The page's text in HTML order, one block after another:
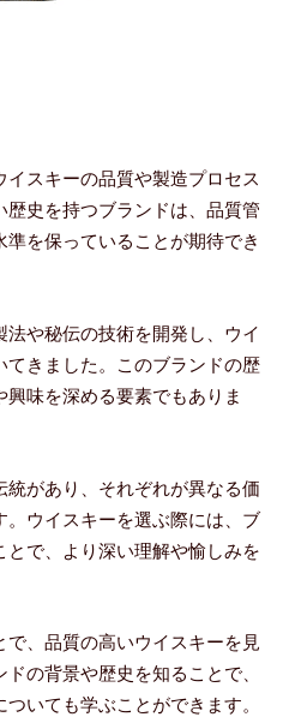
スキーの品質や製造プロセス
史を持つブランドは、品質管
を保っていることが期待でき
や秘伝の技術を開発し、ウイ
てきました。このブランドの歴
味を深める要素でもありま
があり、それぞれが異なる価
ウイスキーを選ぶ際には、ブ
で、より深い理解や愉しみを
、品質の高いウイスキーを見
の背景や歴史を知ることで、
いても学ぶことができます。